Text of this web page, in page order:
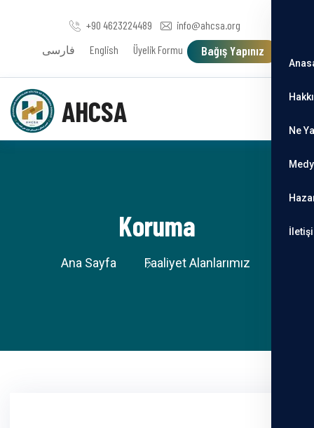
+90 4623224489
info@ahcsa.org
فارسی
English Üyelik Formu Bağış Yapınız
AHCSA
Ne
Koruma
Ana Sayfa Faaliyet Alanlarımız